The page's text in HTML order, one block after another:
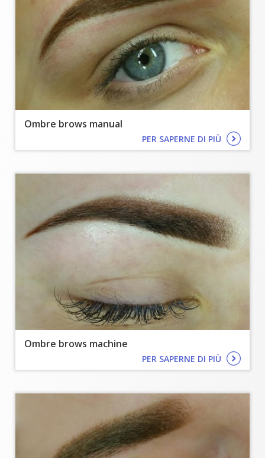
Ombre brows manual
PER SAPERNE DI PIÙ
Ombre brows machine
PER SAPERNE DI PIÙ